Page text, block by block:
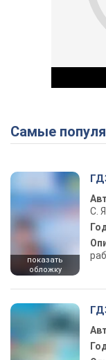
Самые
показать
обложку
С.